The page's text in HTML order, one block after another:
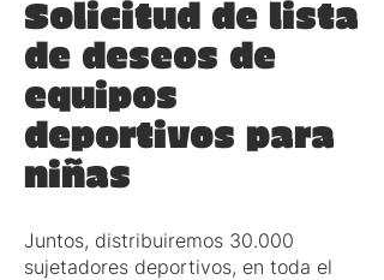
Solicitud de lista
de deseos de
equipos
deportivos para
niñas
Juntos, distribuiremos 30.000
sujetadores deportivos, en toda el